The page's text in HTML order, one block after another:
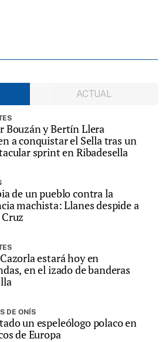
ACTUAL
Bouzán y Bertín Llera
a conquistar el Sella tras un
sprint en Ribadesella
de un pueblo contra la
machista: Llanes despide a
estará hoy en
en el izado de banderas
DE ONÍS
un espeleólogo polaco en
de Europa